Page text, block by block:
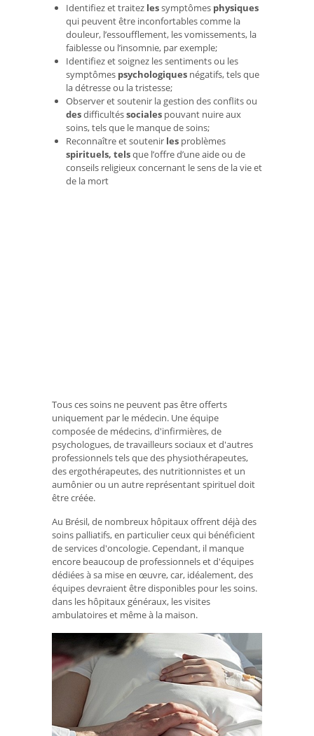
Identifiez et traitez lessymptômes physiques
qui peuvent être inconfortables comme la
douleur, l’essoufflement, les vomissements, la
faiblesse ou l’insomnie, par exemple;
Identifiez et soignez les sentiments ou les
symptômes psychologiques négatifs, tels que
la détresse ou la tristesse;
Observer et soutenir la gestion des conflits ou
desdifficultéssociales pouvant nuire aux
soins, tels que le manque de soins;
Reconnaître et soutenir les problèmes
spirituels, telsque l’offre d’une aide ou de
conseils religieux concernant le sens de la vie et
de la mort
Tous ces soins ne peuvent pas être offerts
uniquement par le médecin. Une équipe
composée de médecins, d'infirmières, de
psychologues, de travailleurs sociaux et d'autres
professionnels tels que des physiothérapeutes,
des ergothérapeutes, des nutritionnistes et un
aumônier ou un autre représentant spirituel doit
être créée.
Au Brésil, de nombreux hôpitaux offrent déjà des
soins palliatifs, en particulier ceux qui bénéficient
de services d'oncologie. Cependant, il manque
encore beaucoup de professionnels et d'équipes
dédiées à sa mise en œuvre, car, idéalement, des
équipes devraient être disponibles pour les soins.
dans les hôpitaux généraux, les visites
ambulatoires et même à la maison.